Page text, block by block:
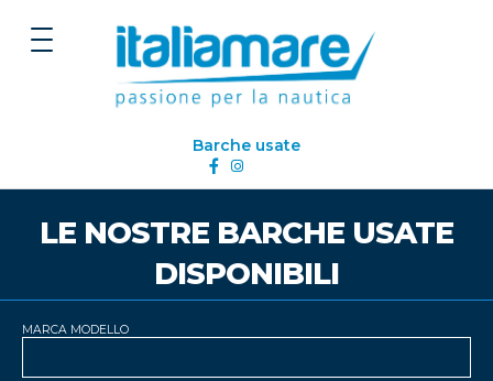
Barche usate
LE NOSTRE BARCHE USATE
DISPONIBILI
MARCA MODELLO